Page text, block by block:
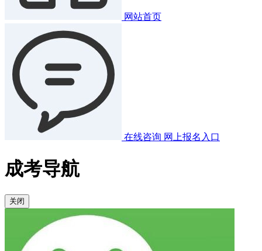
网站首页
在线咨询 网上报名入口
成考导航
关闭